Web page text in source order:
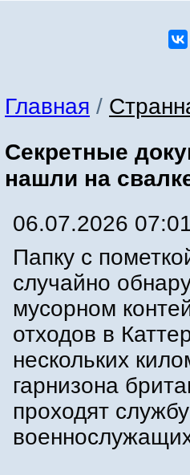
Главная /
Секретные
нашли на
06.07.2026
Папку с
случайно
мусорном
отходов в
нескольких
гарнизона
проходят